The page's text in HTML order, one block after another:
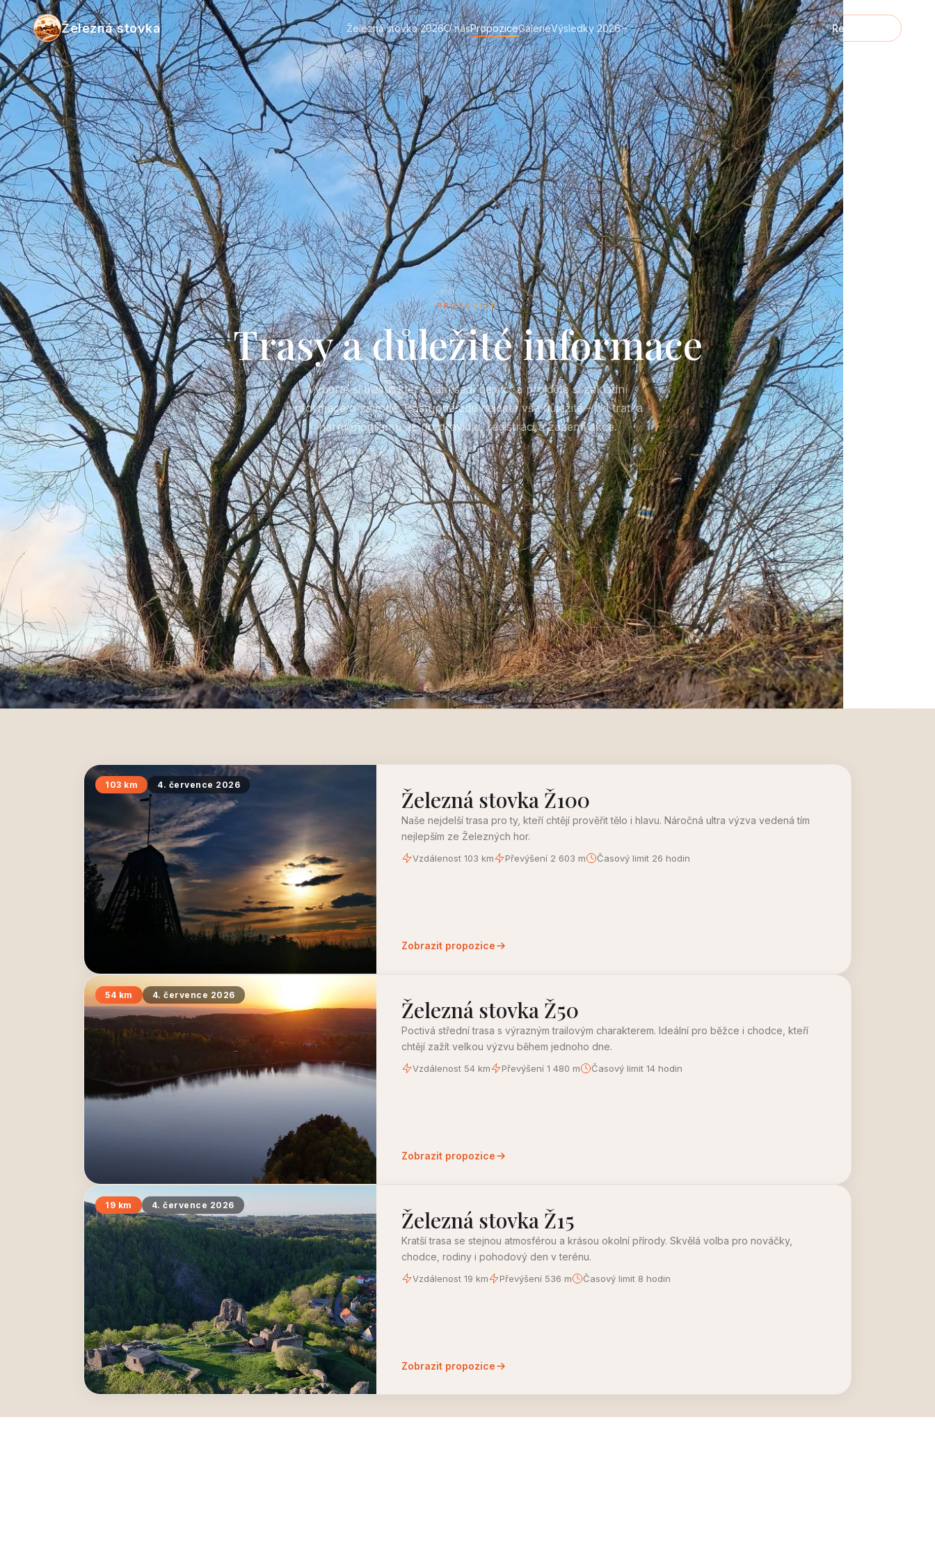
Železná stovka Železná stovka 2026O násPropoziceGalerieVýsledky 2026 Registrace
PROPOZICE
Trasy a důležité informace
Vyberte si trasu, která vám sedí nejvíc, a projděte si základní
informace o závodě. Postupně zde najdete vše důležité – od tratí a
harmonogramu až po pravidla, registraci a zázemí akce.
103 km 4. července 2026
Železná stovka Ž100
Naše nejdelší trasa pro ty, kteří chtějí prověřit tělo i hlavu. Náročná ultra výzva vedená tím
nejlepším ze Železných hor.
Vzdálenost 103 km Převýšení 2 603 m Časový limit 26 hodin
Zobrazit propozice
54 km 4. července 2026
Železná stovka Ž50
Poctivá střední trasa s výrazným trailovým charakterem. Ideální pro běžce i chodce, kteří
chtějí zažít velkou výzvu během jednoho dne.
Vzdálenost 54 km Převýšení 1 480 m Časový limit 14 hodin
Zobrazit propozice
19 km 4. července 2026
Železná stovka Ž15
Kratší trasa se stejnou atmosférou a krásou okolní přírody. Skvělá volba pro nováčky,
chodce, rodiny i pohodový den v terénu.
Vzdálenost 19 km Převýšení 536 m Časový limit 8 hodin
Zobrazit propozice